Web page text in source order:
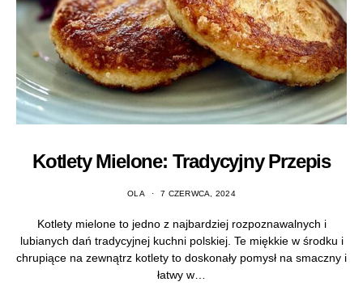
Kotlety Mielone: Tradycyjny Przepis
OLA 7 CZERWCA, 2024
Kotlety mielone to jedno z najbardziej rozpoznawalnych i
lubianych dań tradycyjnej kuchni polskiej. Te miękkie w środku i
chrupiące na zewnątrz kotlety to doskonały pomysł na smaczny i
łatwy w…